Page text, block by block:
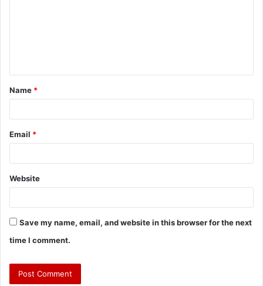
Name *
Email *
Website
Save my name, email, and website in this browser for the next
time I comment.